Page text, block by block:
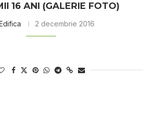
16 ANI (GALERIE FOTO)
2 decembrie 2016